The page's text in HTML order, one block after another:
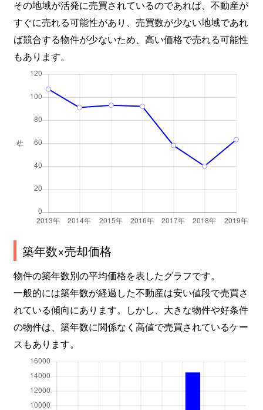
その地域が活発に売買されているのであれば、不動産が
すぐに売れる可能性があり、売買数が少ない地域であれ
ば競合する物件が少ないため、高い価格で売れる可能性
もあります。
築年数×売却価格
物件の築年数別の平均価格を表したグラフです。
一般的には築年数が経過した不動産は安い値段で売買さ
れている傾向にあります。しかし、大きな物件や好条件
の物件は、築年数に関係なく高値で売買されているケー
スもあります。